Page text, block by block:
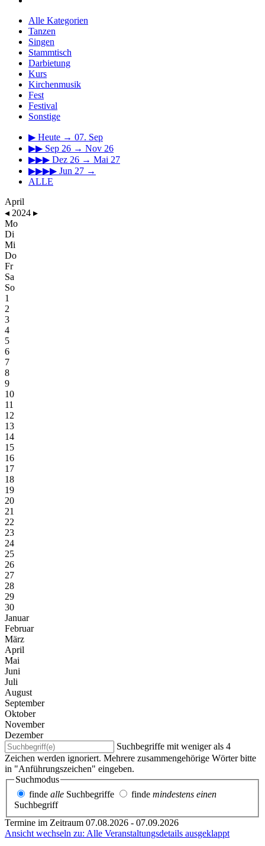
Alle Kategorien
Tanzen
Singen
Stammtisch
Darbietung
Kurs
Kirchenmusik
Fest
Festival
Sonstige
▶ Heute → 07. Sep
▶▶ Sep 26 → Nov 26
▶▶▶ Dez 26 → Mai 27
▶▶▶▶ Jun 27 →
ALLE
April
◂ 2024 ▸
Mo
Di
Mi
Do
Fr
Sa
So
1
2
3
4
5
6
7
8
9
10
11
12
13
14
15
16
17
18
19
20
21
22
23
24
25
26
27
28
29
30
Januar
Februar
März
April
Mai
Juni
Juli
August
September
Oktober
November
Dezember
Suchbegriffe mit weniger als 4
Zeichen werden ignoriert. Mehrere zusammengehörige Wörter bitte
in "Anführungszeichen" eingeben.
Suchmodus
finde alle Suchbegriffe finde mindestens einen
Suchbegriff
Termine im Zeitraum 07.08.2026 - 07.09.2026
Ansicht wechseln zu: Alle Veranstaltungsdetails ausgeklappt